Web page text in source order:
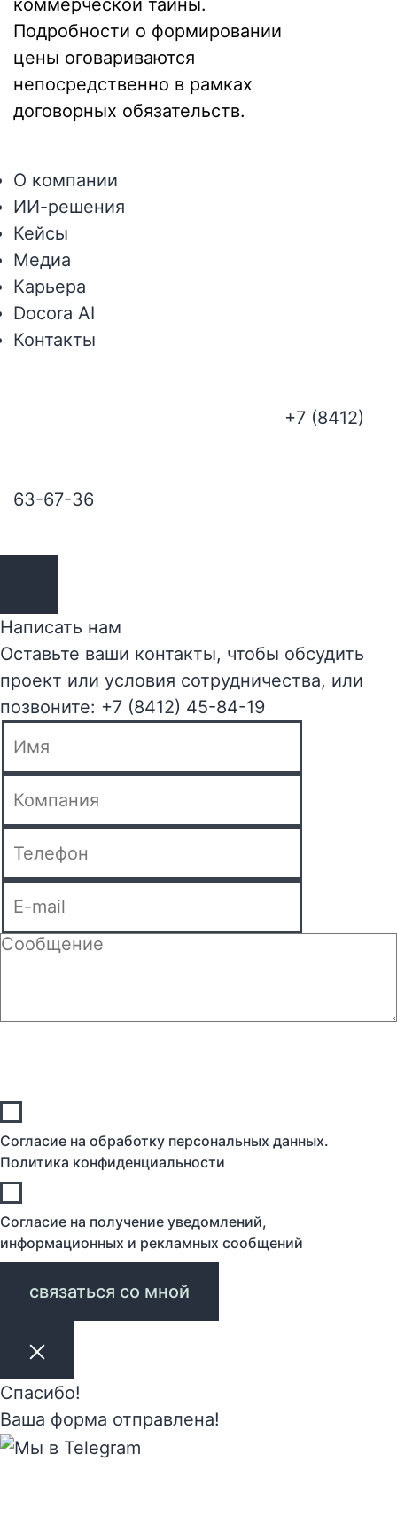
коммерческой тайны.
Подробности о формировании
цены оговариваются
непосредственно в рамках
договорных обязательств.
О компании
ИИ-решения
Кейсы
Медиа
Карьера
Docora AI
Контакты
+7 (8412)
63-67-36
Написать нам
Оставьте ваши контакты, чтобы обсудить
проект или условия сотрудничества, или
позвоните: +7 (8412) 45-84-19
Согласие на обработку персональных данных.
Политика конфиденциальности
Согласие на получение уведомлений,
информационных и рекламных сообщений
связаться со мной
Спасибо!
Ваша форма отправлена!